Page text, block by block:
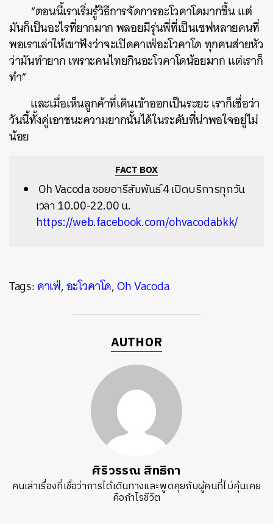
“ตอนนี้เราเริ่มรู้วิธีการจัดการอะโวคาโดมากขึ้น แต่
มันก็เป็นอะไรที่ยากมาก พลอยมีรุ่นพี่ที่เป็นเชฟหลายคนที่
พอเราเล่าให้เขาฟังว่าจะเปิดคาเฟ่อะโวคาโด ทุกคนส่ายหัว
ว่ามันทำยาก เพราะคนไทยกินอะโวคาโดน้อยมาก แต่เราก็
ทำ”
และเมื่อเห็นลูกค้าที่เดินเข้าออกเป็นระยะ เราก็เชื่อว่า
วันนี้ทั้งคู่เอาชนะความยากนั้นได้ในระดับที่น่าพอใจอยู่ไม่
น้อย
FACT BOX
Oh Vacoda ซอยอารีสัมพันธ์ 4เปิดบริการทุกวัน
เวลา 10.00-22.00 น.
https://web.facebook.com/ohvacodabkk/
Tags:คาเฟ่,อะโวคาโด,Oh Vacoda
AUTHOR
ศิริวรรณ สิทธิกา
คนเล่าเรื่องที่เชื่อว่าการได้เดินทางและพูดคุยกับผู้คนที่ไม่คุ้นเคย
คือกำไรชีวิต